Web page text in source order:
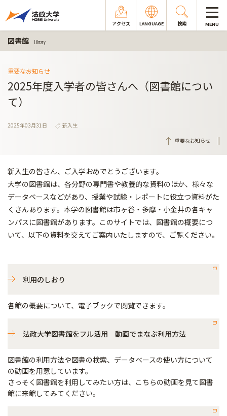
アクセス LANGUAGE 検索 MENU
図書館 Library
重要なお知らせ
2025年度入学者の皆さんへ（図書館につい
て）
2025年03月31日
新入生
重要なお知らせ
新入生の皆さん、ご入学おめでとうございます。
大学の図書館は、各分野の専門書や教養的な資料のほか、様々な
データベースなどがあり、授業や試験・レポートに役立つ資料がた
くさんあります。本学の図書館は市ヶ谷・多摩・小金井の各キャ
ンパスに図書館があります。このサイトでは、図書館の概要につ
いて、以下の資料を交えてご案内いたしますので、ご覧ください。
利用のしおり
各館の概要について、電子ブックで閲覧できます。
法政大学図書館をフル活用 動画でまなぶ利用方法
図書館の利用方法や図書の検索、データベースの使い方について
の動画を用意しています。
さっそく図書館を利用してみたい方は、こちらの動画を見て図書
館に来館してみてください。